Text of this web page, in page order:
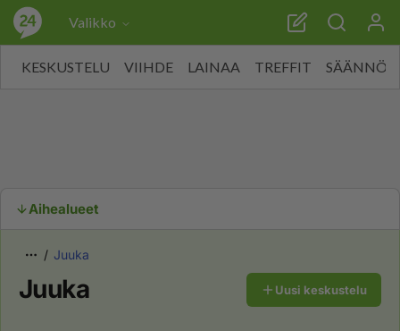
Valikko
KESKUSTELU VIIHDE LAINAA TREFFIT SÄÄNNÖT
Aihealueet
Juuka
Juuka Uusi keskustelu